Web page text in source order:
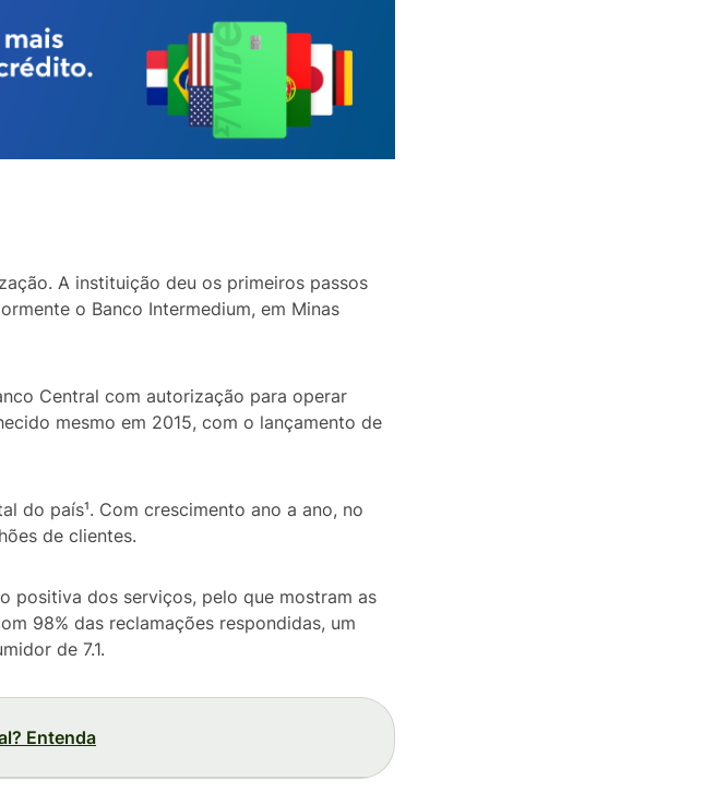
A instituição deu os primeiros passos
o Banco Intermedium, em Minas
Central com autorização para operar
mesmo em 2015, com o lançamento de
do país¹. Com crescimento ano a ano, no
de clientes.
positiva dos serviços, pelo que mostram as
98% das reclamações respondidas, um
de 7.1.
Entenda